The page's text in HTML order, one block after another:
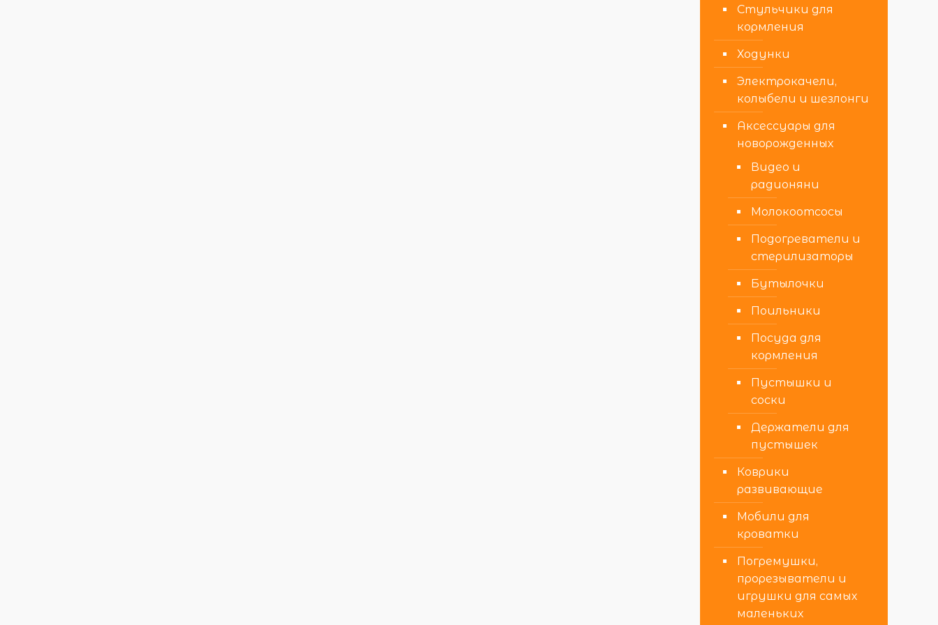
Стульчики для
кормления
Ходунки
Электрокачели,
колыбели и шезлонги
Аксессуары для
новорожденных
Видео и
радионяни
Молокоотсосы
Подогреватели и
стерилизаторы
Бутылочки
Поильники
Посуда для
кормления
Пустышки и
соски
Держатели для
пустышек
Коврики
развивающие
Мобили для
кроватки
Погремушки,
прорезыватели и
игрушки для самых
маленьких